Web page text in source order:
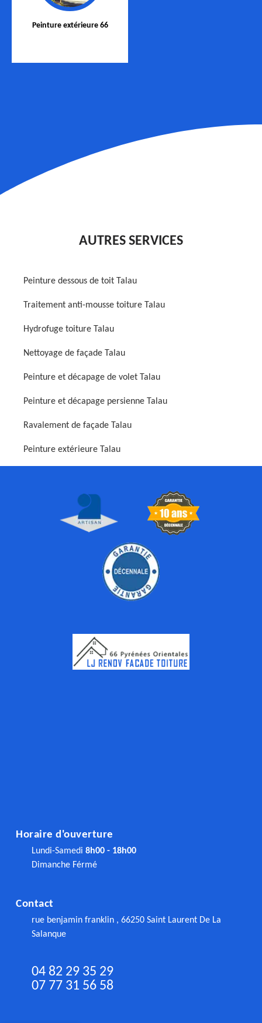
Peinture extérieure 66
AUTRES SERVICES
Peinture dessous de toit Talau
Traitement anti-mousse toiture Talau
Hydrofuge toiture Talau
Nettoyage de façade Talau
Peinture et décapage de volet Talau
Peinture et décapage persienne Talau
Ravalement de façade Talau
Peinture extérieure Talau
Horaire d'ouverture
Lundi-Samedi 8h00 - 18h00
Dimanche Férmé
Contact
rue benjamin franklin , 66250 Saint Laurent De La
Salanque
04 82 29 35 29
07 77 31 56 58